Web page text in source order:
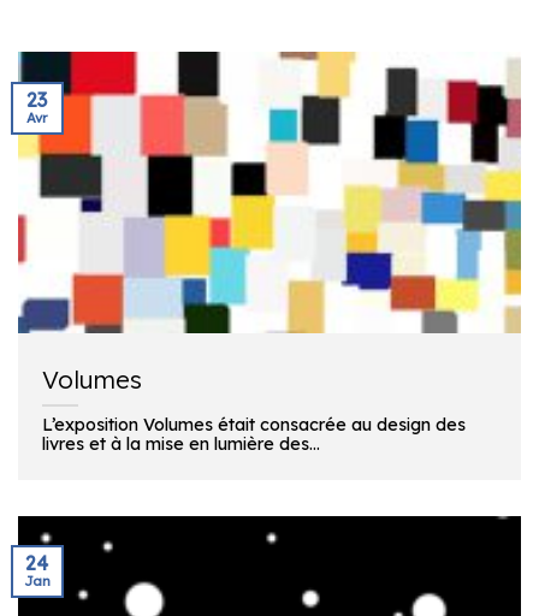
Volumes
L’exposition Volumes était consacrée au design des
livres et à la mise en lumière des...
23
Avr
24
Jan